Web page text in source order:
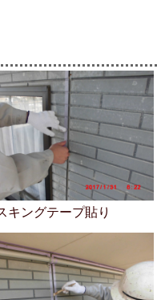
キングテープ貼り